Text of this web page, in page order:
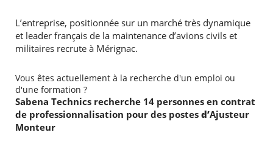
L’entreprise, positionnée sur un marché très dynamique
et leader français de la maintenance d’avions civils et
militaires recrute à Mérignac.
Vous êtes actuellement à la recherche d'un emploi ou
d'une formation ?
Sabena Technics recherche 14 personnes en contrat
de professionnalisation pour des postesd’Ajusteur
Monteur